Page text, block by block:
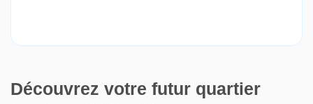
Découvrez votre futur quartier